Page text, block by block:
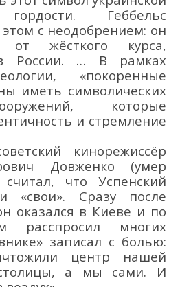
Геббельс
с неодобрением: он
отжёсткого курса,
России. … В рамках
«покоренные
иметь символических
которые
ность и стремление
кинорежиссёр
Довженко (умер
считал, что Успенский
«свои». Сразу после
оказался в Киеве и по
расспросил многих
записал с болью:
центр нашей
столицы, а мы сами. И